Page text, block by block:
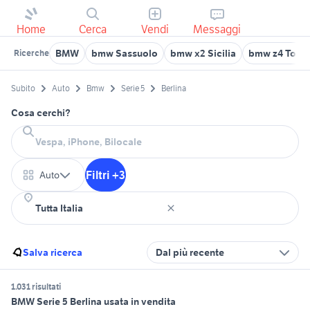
Home Cerca Vendi Messaggi
Ricerche BMW bmw Sassuolo bmw x2 Sicilia bmw z4
Subito Auto Bmw Serie 5 Berlina
Cosa cerchi?
Auto Filtri +3
Salva ricerca Dal più recente
1.031 risultati
BMW Serie 5 Berlina usata in vendita